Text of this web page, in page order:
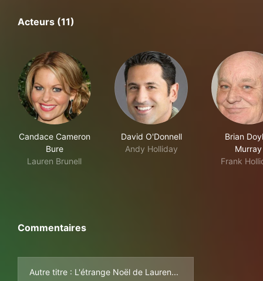
Acteurs (11)
Candace Cameron
Bure
Lauren Brunell
David O'Donnell
Andy Holliday
Brian
Murray
Frank
Commentaires
Autre titre : L'étrange Noël de Lauren...